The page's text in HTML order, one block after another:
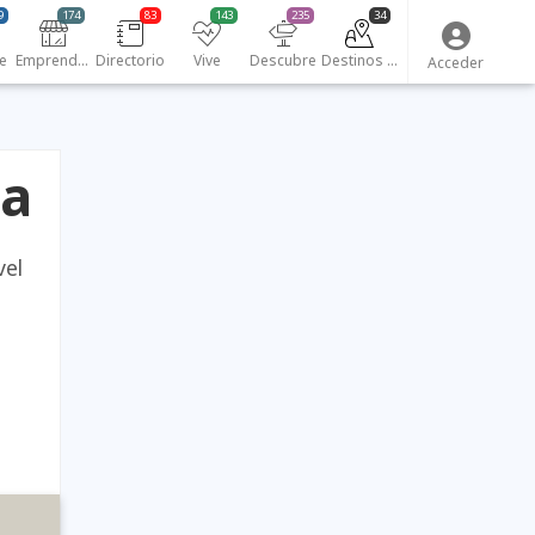
Emprendedores
174
Directorio
83
Vive
143
Descubre
235
Destinos turísticos
34
Acceder